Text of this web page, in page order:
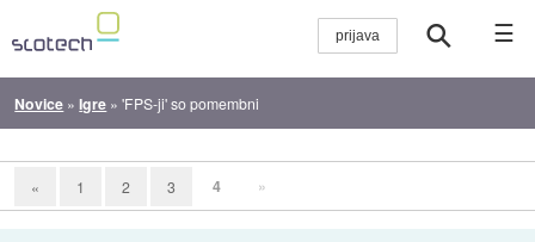
☰
Novice »Igre »'FPS-ji' so pomembni
« 1 2 3 4 »